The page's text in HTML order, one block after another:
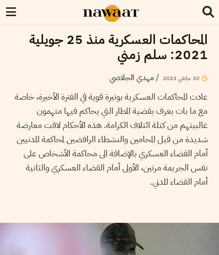
المحاكمات العسكرية منذ 25 جويلية
2021: سلم زمني
30 جانفي 2023
/ مهدي الجلاصي
عادت المحاكمات العسكرية بوتيرة قوية في الفترة الأخيرة، خاصة
مع ما بات يعرف بقضية المطار التي يحاكم فيها متهمون
غالبيتهم من كتلة ائتلاف الكرامة. هذه الأحكام لاقت معارضة
شديدة من قبل المحامين والنشطاء الرافضين لمحاكمة المدنيين
أمام القضاء العسكري بالإضافة الى محاكمة الأشخاص على
نفس الجريمة مرتين، الأولى أمام القضاء العسكري والثانية
أمام القضاء المدني.